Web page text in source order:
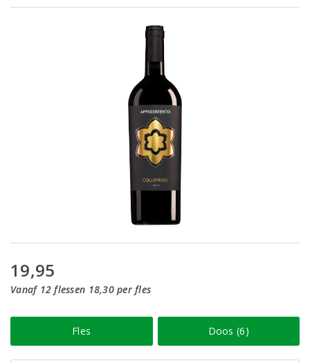
19,95
Vanaf 12 flessen 18,30 per fles
Fles Doos (6)